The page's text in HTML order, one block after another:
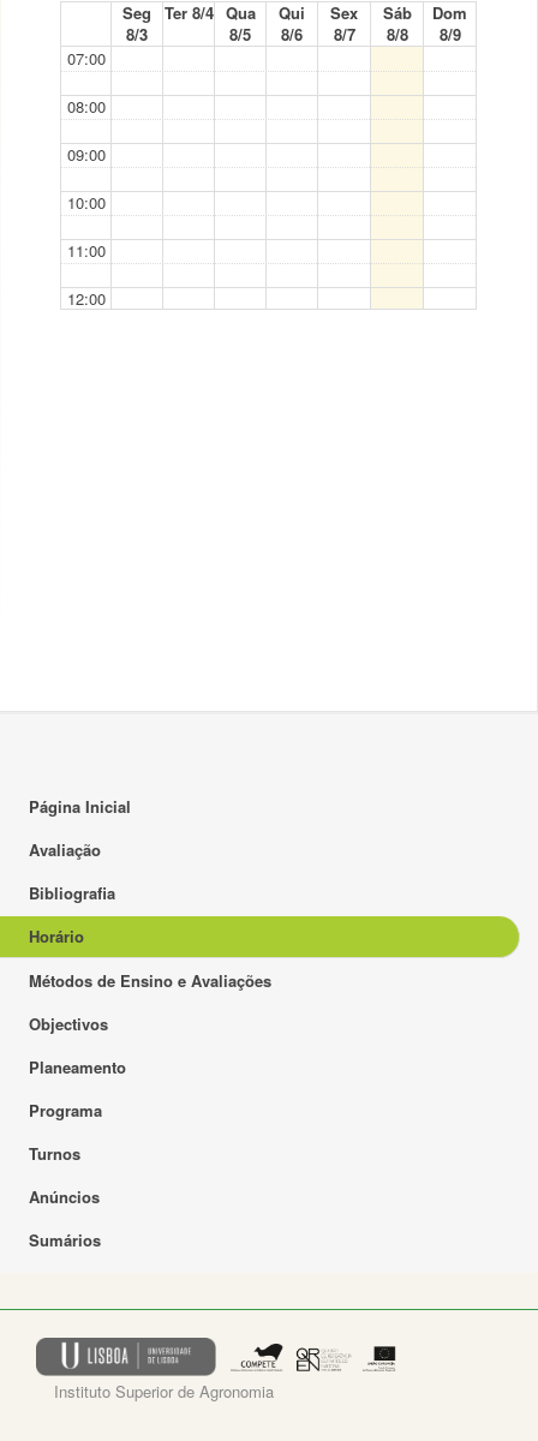
Seg
8/3
Ter 8/4 Qua
8/5
Qui
8/6
Sex
8/7
Sáb
8/8
Dom
8/9
07:00
08:00
09:00
10:00
11:00
12:00
Página Inicial
Avaliação
Bibliografia
Horário
Métodos de Ensino e Avaliações
Objectivos
Planeamento
Programa
Turnos
Anúncios
Sumários
Instituto Superior de Agronomia